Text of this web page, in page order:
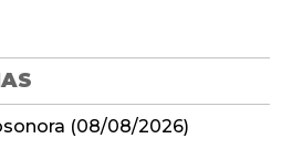
(08/08/2026)